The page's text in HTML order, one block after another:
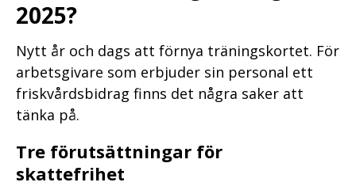
2025?
Nytt år och dags att förnya träningskortet. För
arbetsgivare som erbjuder sin personal ett
friskvårdsbidrag finns det några saker att
tänka på.
Tre förutsättningar för
skattefrihet